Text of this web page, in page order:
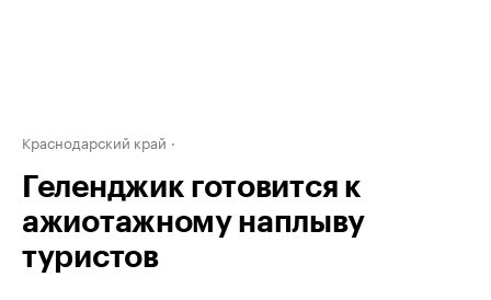
Краснодарский край
Геленджик готовится к
ажиотажному наплыву
туристов